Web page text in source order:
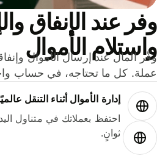
عند الإنفاق
الأموال
كل ما تحتاجه، في حساب
إدارة الأموال أثناء التنقل عالميًا.
احتفظ بعملاتك في متناول
ثوانٍ.